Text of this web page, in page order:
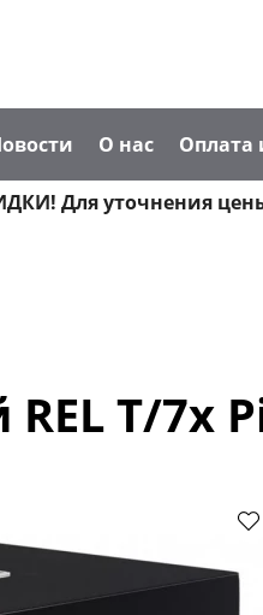
О нас Оплата
Для уточнения
T/7x